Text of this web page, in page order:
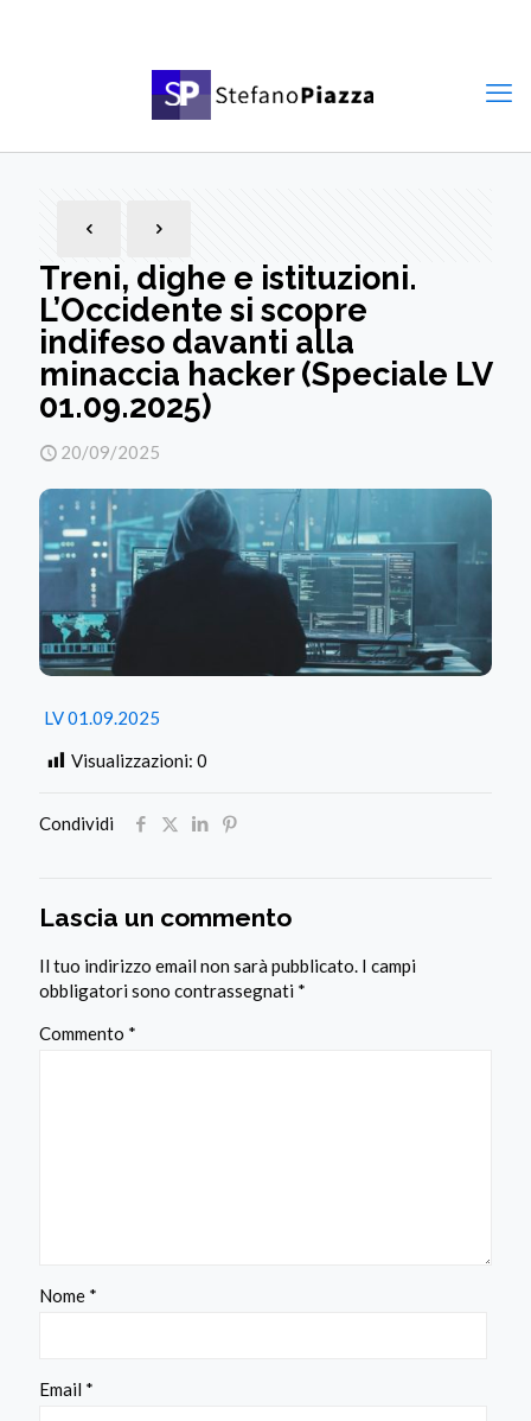
Treni, dighe e istituzioni.
L’Occidente si scopre
indifeso davanti alla
minaccia hacker (Speciale LV
01.09.2025)
20/09/2025
LV 01.09.2025
Visualizzazioni: 0
Condividi
Lascia un commento
Il tuo indirizzo email non sarà pubblicato. I campi
obbligatori sono contrassegnati *
Commento *
Nome *
Email *